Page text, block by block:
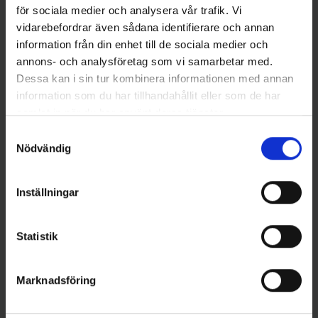
för sociala medier och analysera vår trafik. Vi
vidarebefordrar även sådana identifierare och annan
information från din enhet till de sociala medier och
annons- och analysföretag som vi samarbetar med.
Dessa kan i sin tur kombinera informationen med annan
information som du har tillhandahållit eller som de har
samlat in när du har använt deras tjänster.
Nödvändig
Inställningar
Statistik
Marknadsföring
Abu Garcia
Mieko Smolt 13gr - Red Star
16 andra produkter i samma kategori: